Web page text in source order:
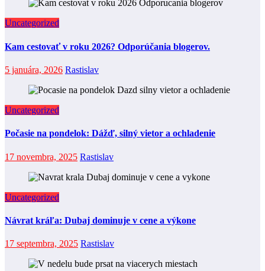
Uncategorized
Kam cestovať v roku 2026? Odporúčania blogerov.
5 januára, 2026 Rastislav
Uncategorized
Počasie na pondelok: Dážď, silný vietor a ochladenie
17 novembra, 2025 Rastislav
Uncategorized
Návrat kráľa: Dubaj dominuje v cene a výkone
17 septembra, 2025 Rastislav